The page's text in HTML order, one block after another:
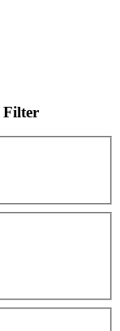
Filter